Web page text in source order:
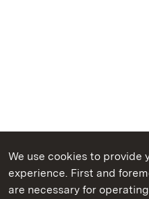
We use cookies to provide
experience. First and
are necessary for